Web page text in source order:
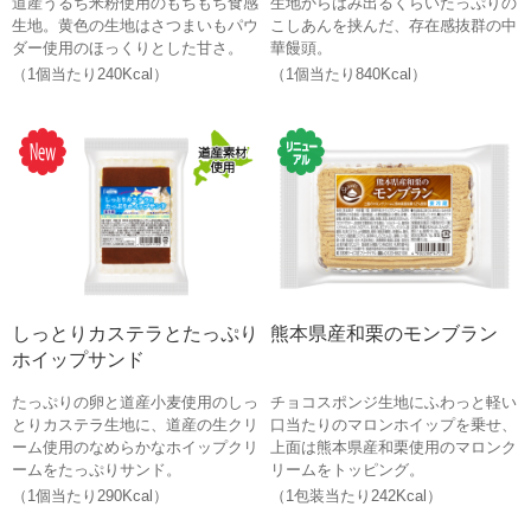
生地。黄色の生地はさつまいもパウ
ダー使用のほっくりとした甘さ。
（1個当たり240Kcal）
こしあんを挟んだ、存在感抜群の中
華饅頭。
（1個当たり840Kcal）
しっとりカステラとたっぷり
ホイップサンド
たっぷりの卵と道産小麦使用のしっ
とりカステラ生地に、道産の生クリ
ーム使用のなめらかなホイップクリ
ームをたっぷりサンド。
（1個当たり290Kcal）
熊本県産和栗のモンブラン
チョコスポンジ生地にふわっと軽い
口当たりのマロンホイップを乗せ、
上面は熊本県産和栗使用のマロンク
リームをトッピング。
（1包装当たり242Kcal）